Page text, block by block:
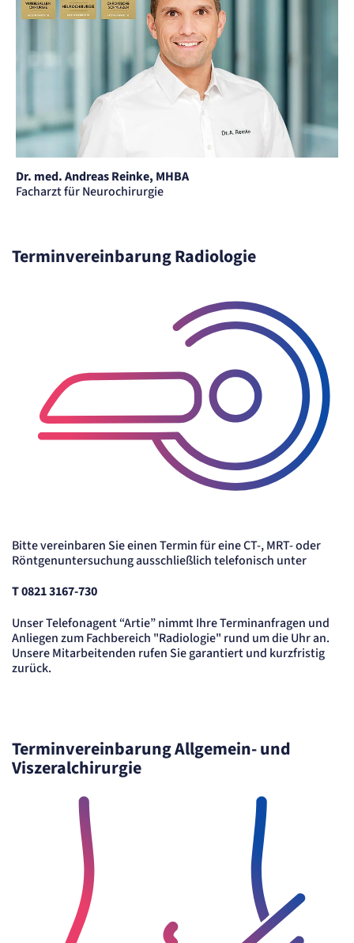
Dr. med. Andreas Reinke, MHBA
Facharzt für Neurochirurgie
Terminvereinbarung Radiologie
Bitte vereinbaren Sie einen Termin für eine CT-, MRT- oder
Röntgenuntersuchung ausschließlich telefonisch unter
T 0821 3167-730
Unser Telefonagent “Artie” nimmt Ihre Terminanfragen und
Anliegen zum Fachbereich "Radiologie" rund um die Uhr an.
Unsere Mitarbeitenden rufen Sie garantiert und kurzfristig
zurück.
Terminvereinbarung Allgemein- und
Viszeralchirurgie